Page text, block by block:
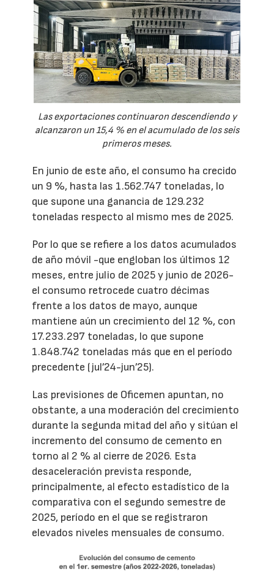
Las exportaciones continuaron descendiendo y
alcanzaron un 15,4 % en el acumulado de los seis
primeros meses.
En junio de este año, el consumo ha crecido
un 9 %, hasta las 1.562.747 toneladas, lo
que supone una ganancia de 129.232
toneladas respecto al mismo mes de 2025.
Por lo que se refiere a los datos acumulados
de año móvil -que engloban los últimos 12
meses, entre julio de 2025 y junio de 2026-
el consumo retrocede cuatro décimas
frente a los datos de mayo, aunque
mantiene aún un crecimiento del 12 %, con
17.233.297 toneladas, lo que supone
1.848.742 toneladas más que en el período
precedente (jul’24-jun’25).
Las previsiones de Oficemen apuntan, no
obstante, a una moderación del crecimiento
durante la segunda mitad del año y sitúan el
incremento del consumo de cemento en
torno al 2 % al cierre de 2026. Esta
desaceleración prevista responde,
principalmente, al efecto estadístico de la
comparativa con el segundo semestre de
2025, período en el que se registraron
elevados niveles mensuales de consumo.